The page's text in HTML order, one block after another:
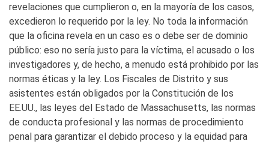
revelaciones que cumplieron o, en la mayoría de los casos,
excedieron lo requerido por la ley. No toda la información
que la oficina revela en un caso es o debe ser de dominio
público: eso no sería justo para la víctima, el acusado o los
investigadores y, de hecho, a menudo está prohibido por las
normas éticas y la ley. Los Fiscales de Distrito y sus
asistentes están obligados por la Constitución de los
EE.UU., las leyes del Estado de Massachusetts, las normas
de conducta profesional y las normas de procedimiento
penal para garantizar el debido proceso y la equidad para